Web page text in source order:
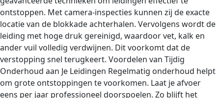
ontstoppen. Met camera-inspecties kunnen zij de exacte
locatie van de blokkade achterhalen. Vervolgens wordt de
leiding met hoge druk gereinigd, waardoor vet, kalk en
ander vuil volledig verdwijnen. Dit voorkomt dat de
verstopping snel terugkeert. Voordelen van Tijdig
Onderhoud aan Je Leidingen Regelmatig onderhoud helpt
om grote ontstoppingen te voorkomen. Laat je afvoer
eens per jaar professioneel doorspoelen. Zo blijft het